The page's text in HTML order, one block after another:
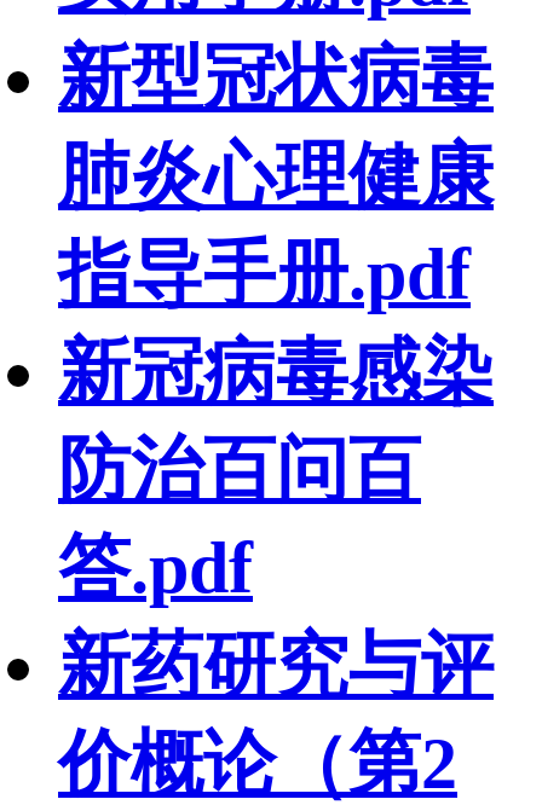
新型冠状病毒
肺炎心理健康
指导手册.pdf
新冠病毒感染
防治百问百
答.pdf
新药研究与评
价概论（第2